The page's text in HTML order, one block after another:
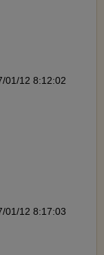
01/12 8:12:02
01/12 8:17:03